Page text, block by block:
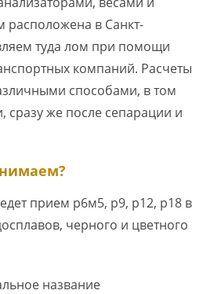
расположена в Санкт-
туда лом при помощи
компаний. Расчеты
способами, в том
сразу же после сепарации и
прием р6м5, р9, р12, р18 в
черного и цветного
название